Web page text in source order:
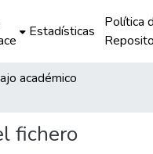
Estadísticas
Política
académico
fichero